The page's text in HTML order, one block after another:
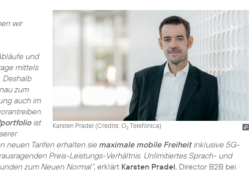
Karsten Pradel (Credits: O2Telefónica)
wir
und
mittels
Deshalb
zum
auch im
ist
neuen Tarifen erhalten sie maximale mobile Freiheitinklusive 5G-
Preis-Leistungs-Verhältnis. Unlimitiertes Sprach- und
zum Neuen Normal“, erklärt Karsten Pradel, Director B2B bei